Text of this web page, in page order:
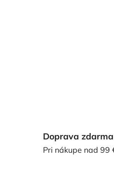
Doprava zdarma
Pri nákupe nad 99